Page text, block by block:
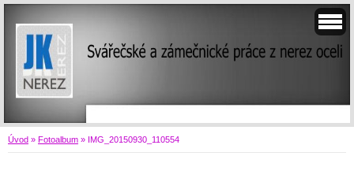
Úvod » Fotoalbum » IMG_20150930_110554